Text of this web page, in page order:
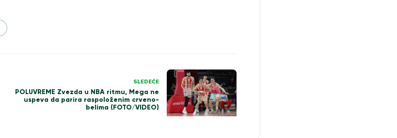
SLEDEĆE
POLUVREME Zvezda u NBA ritmu, Mega ne
uspeva da parira raspoloženim crveno-
belima (FOTO/VIDEO)